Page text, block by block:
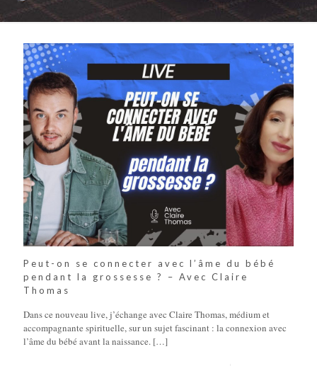
Peut-on se connecter avec l’âme du bébé
pendant la grossesse ? – Avec Claire
Thomas
Dans ce nouveau live, j’échange avec Claire Thomas, médium et
accompagnante spirituelle, sur un sujet fascinant : la connexion avec
l’âme du bébé avant la naissance. […]